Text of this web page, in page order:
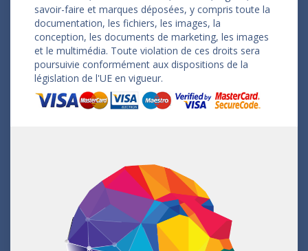
savoir-faire et marques déposées, y compris toute la
documentation, les fichiers, les images, la
conception, les documents de marketing, les images
et le multimédia. Toute violation de ces droits sera
poursuivie conformément aux dispositions de la
législation de l'UE en vigueur.